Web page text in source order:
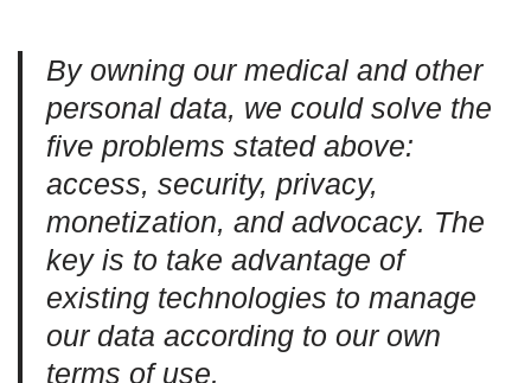
By owning our medical and other
personal data, we could solve the
five problems stated above:
access, security, privacy,
monetization, and advocacy. The
key is to take advantage of
existing technologies to manage
our data according to our own
terms of use.